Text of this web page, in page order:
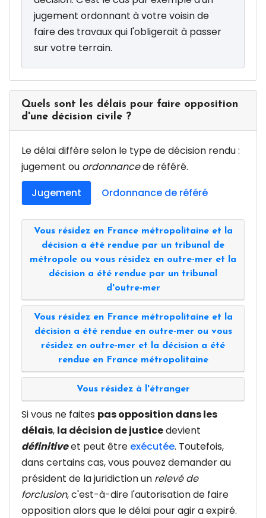
jugement ordonnant à votre voisin de
faire des travaux qui l'obligerait à passer
sur votre terrain.
Quels sont les délais pour faire opposition
d'une décision civile ?
Le délai diffère selon le type de décision rendu :
jugement ou ordonnancede référé.
Jugement
Ordonnance de référé
Vous résidez en France métropolitaine et la
décision a été rendue par un tribunal de
métropole ou vous résidez en outre-mer et la
décision a été rendue par un tribunal
d'outre-mer
Vous résidez en France métropolitaine et la
décision a été rendue en outre-mer ou vous
résidez en outre-mer et la décision a été
rendue en France métropolitaine
Vous résidez à l'étranger
Si vous ne faites pas opposition dans les
délais, la décision de justicedevient
définitiveet peut être exécutée. Toutefois,
dans certains cas, vous pouvez demander au
président de la juridiction un relevé de
forclusion, c'est-à-dire l'autorisation de faire
opposition alors que le délai pour agir a expiré.